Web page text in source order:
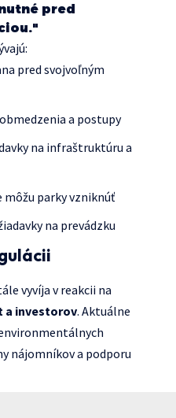
pred
pred svojvoľným
a postupy
na infraštruktúru a
môžu parky vzniknúť
na prevádzku
vyvíja v reakcii na
a investorov. Aktuálne
nájomníkov a podporu